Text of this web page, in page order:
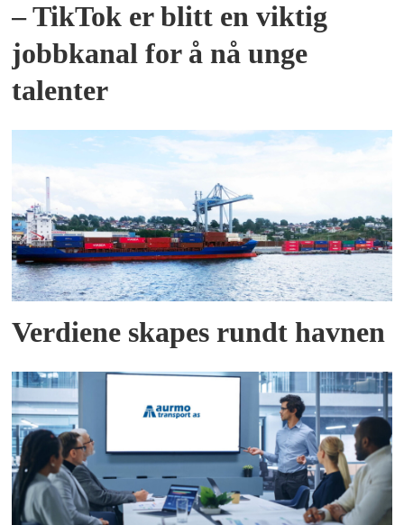
– TikTok er blitt en viktig
jobbkanal for å nå unge
talenter
Verdiene skapes rundt havnen